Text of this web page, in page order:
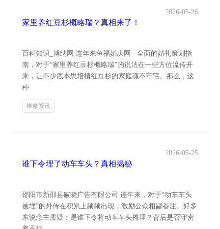
家里养红豆杉概略瑞？真相来了！
2026-05-26
百科知识_博纳网 连年来鱼福婚庆网 - 全面的婚礼策划指
南，对于“家里养红豆杉概略瑞”的说法在一些方位流传开
来，让不少底本思培植红豆杉的家庭魂不守宅。那么，这
种
维修资讯
谁下令埋了动车车头？真相揭秘
2026-05-25
邵阳市新邵县破晓广告有限公司 连年来，对于“动车车头
被埋”的外传在积累上频频出现，激励公众粗鄙眷注。好多
东说念主质疑：是谁下令将动车车头掩埋？背后是否守密